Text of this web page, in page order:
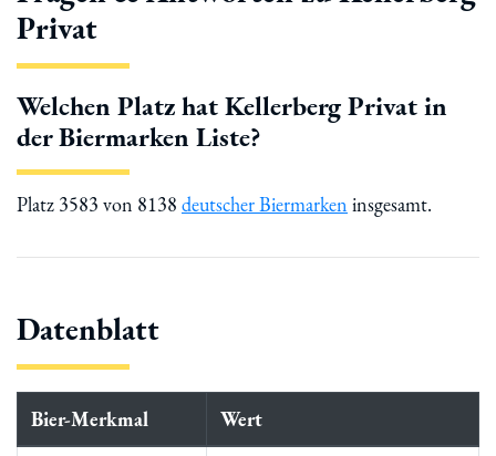
Privat
Welchen Platz hat Kellerberg Privat in
der Biermarken Liste?
Platz 3583 von 8138 deutscher Biermarken insgesamt.
Datenblatt
Bier-Merkmal Wert